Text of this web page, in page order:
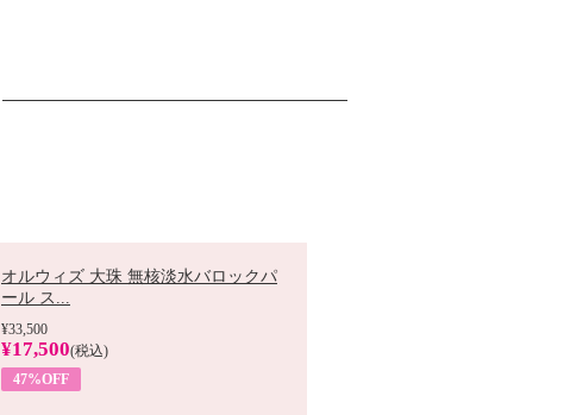
オルウィズ 大珠 無核淡水バロックパ
ール ス...
¥33,500
¥17,500(税込)
47%OFF